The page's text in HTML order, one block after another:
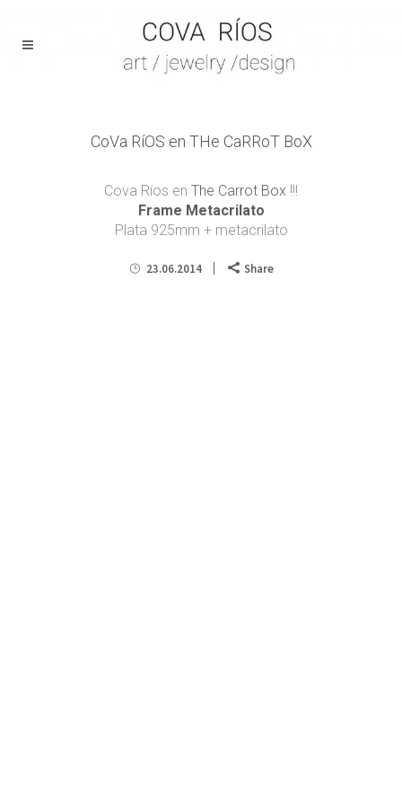
CoVa RíOS en THe CaRRoT BoX
Cova Ríos en The Carrot Box !!!
Frame Metacrilato
Plata 925mm + metacrilato
23.06.2014 Share